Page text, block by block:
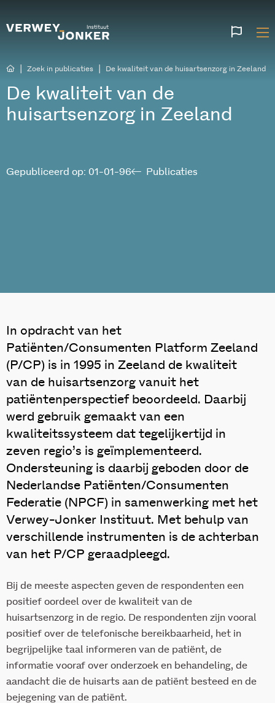
Zoek in publicaties De kwaliteit van de huisartsenzorg in Zeeland
De kwaliteit van de
huisartsenzorg in Zeeland
Publicaties
Gepubliceerd op: 01-01-96
In opdracht van het
Patiënten/Consumenten Platform Zeeland
(P/CP) is in 1995 in Zeeland de kwaliteit
van de huisartsenzorg vanuit het
patiëntenperspectief beoordeeld. Daarbij
werd gebruik gemaakt van een
kwaliteitssysteem dat tegelijkertijd in
zeven regio’s is geïmplementeerd.
Ondersteuning is daarbij geboden door de
Nederlandse Patiënten/Consumenten
Federatie (NPCF) in samenwerking met het
Verwey-Jonker Instituut. Met behulp van
verschillende instrumenten is de achterban
van het P/CP geraadpleegd.
Bij de meeste aspecten geven de respondenten een
positief oordeel over de kwaliteit van de
huisartsenzorg in de regio. De respondenten zijn vooral
positief over de telefonische bereikbaarheid, het in
begrijpelijke taal informeren van de patiënt, de
informatie vooraf over onderzoek en behandeling, de
aandacht die de huisarts aan de patiënt besteed en de
bejegening van de patiënt.